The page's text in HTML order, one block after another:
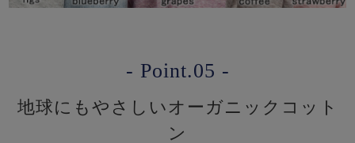
- Point.05 -
地球にもやさしいオーガニックコット
ン